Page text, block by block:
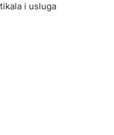
i usluga